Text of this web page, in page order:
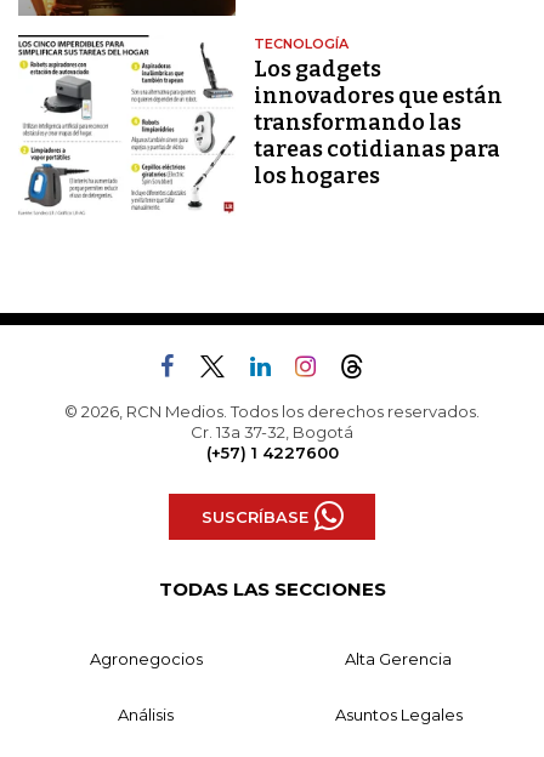
TECNOLOGÍA
Los gadgets
innovadores que están
transformando las
tareas cotidianas para
los hogares
© 2026, RCN Medios. Todos los derechos reservados.
Cr. 13a 37-32, Bogotá
(+57) 1 4227600
SUSCRÍBASE
TODAS LAS SECCIONES
Agronegocios Alta Gerencia
Análisis Asuntos Legales